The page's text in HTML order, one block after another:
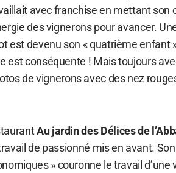
avec franchise en mettant son
des vignerons pour avancer.
est devenu son « quatrième enfant
est conséquente ! Mais toujours
de vignerons avec des nez
Au jardin des Délices de
de passionné mis en avant.
» couronne le travail d’une